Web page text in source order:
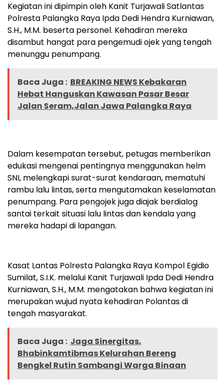
Kegiatan ini dipimpin oleh Kanit Turjawali Satlantas
Polresta Palangka Raya Ipda Dedi Hendra Kurniawan,
S.H., M.M. beserta personel. Kehadiran mereka
disambut hangat para pengemudi ojek yang tengah
menunggu penumpang.
Baca Juga : BREAKING NEWS Kebakaran
Hebat Hanguskan Kawasan Pasar Besar
Jalan Seram,Jalan Jawa Palangka Raya
Dalam kesempatan tersebut, petugas memberikan
edukasi mengenai pentingnya menggunakan helm
SNI, melengkapi surat-surat kendaraan, mematuhi
rambu lalu lintas, serta mengutamakan keselamatan
penumpang. Para pengojek juga diajak berdialog
santai terkait situasi lalu lintas dan kendala yang
mereka hadapi di lapangan.
Kasat Lantas Polresta Palangka Raya Kompol Egidio
Sumilat, S.I.K. melalui Kanit Turjawali Ipda Dedi Hendra
Kurniawan, S.H., M.M. mengatakan bahwa kegiatan ini
merupakan wujud nyata kehadiran Polantas di
tengah masyarakat.
Baca Juga : Jaga Sinergitas,
Bhabinkamtibmas Kelurahan Bereng
Bengkel Rutin Sambangi Warga Binaan